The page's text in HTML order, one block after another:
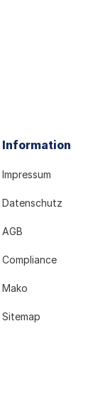
Information
Impressum
Datenschutz
AGB
Compliance
Mako
Sitemap